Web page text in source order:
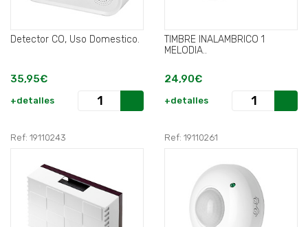
Detector CO, Uso Domestico.
35,95€
+detalles
TIMBRE INALAMBRICO 1
MELODIA..
24,90€
+detalles
Ref: 19110243 Ref: 19110261